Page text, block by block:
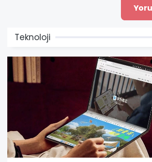
Teknoloji